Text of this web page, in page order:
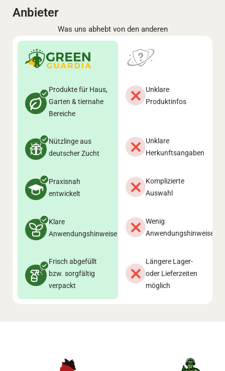
Anbieter
Was uns abhebt von den anderen
Produkte für Haus,
Garten & tiernahe
Bereiche
Unklare
Produktinfos
Nützlinge aus
deutscher Zucht
Unklare
Herkunftsangaben
Praxisnah
entwickelt
Komplizierte
Auswahl
Klare
Anwendungshinweise
Wenig
Anwendungshinweise
Frisch abgefüllt
bzw. sorgfältig
verpackt
Längere Lager-
oder Lieferzeiten
möglich